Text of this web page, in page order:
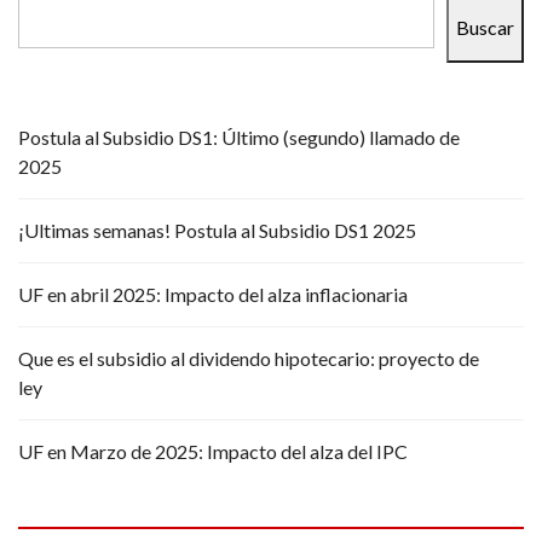
Buscar
Postula al Subsidio DS1: Último (segundo) llamado de
2025
¡Ultimas semanas! Postula al Subsidio DS1 2025
UF en abril 2025: Impacto del alza inflacionaria
Que es el subsidio al dividendo hipotecario: proyecto de
ley
UF en Marzo de 2025: Impacto del alza del IPC